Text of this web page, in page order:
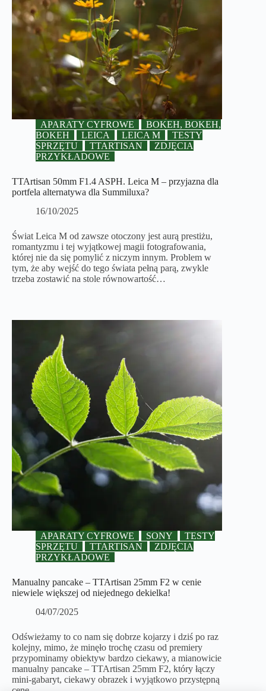
APARATY CYFROWE
BOKEH, BOKEH,
BOKEH
LEICA LEICA M
TESTY
SPRZĘTU
TTARTISAN
ZDJĘCIA
PRZYKŁADOWE
TTArtisan 50mm F1.4 ASPH. Leica M – przyjazna dla
portfela alternatywa dla Summiluxa?
16/10/2025
Świat Leica M od zawsze otoczony jest aurą prestiżu,
romantyzmu i tej wyjątkowej magii fotografowania,
której nie da się pomylić z niczym innym. Problem w
tym, że aby wejść do tego świata pełną parą, zwykle
trzeba zostawić na stole równowartość…
APARATY CYFROWE SONY
TESTY
SPRZĘTU
TTARTISAN
ZDJĘCIA
PRZYKŁADOWE
Manualny pancake – TTArtisan 25mm F2 w cenie
niewiele większej od niejednego dekielka!
04/07/2025
Odświeżamy to co nam się dobrze kojarzy i dziś po raz
kolejny, mimo, że minęło trochę czasu od premiery
przypominamy obiektyw bardzo ciekawy, a mianowicie
manualny pancake – TTArtisan 25mm F2, który łączy
mini-gabaryt, ciekawy obrazek i wyjątkowo przystępną